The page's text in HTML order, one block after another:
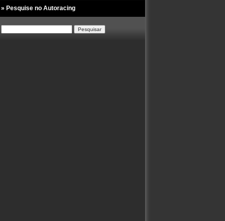
» Pesquise no Autoracing
por: